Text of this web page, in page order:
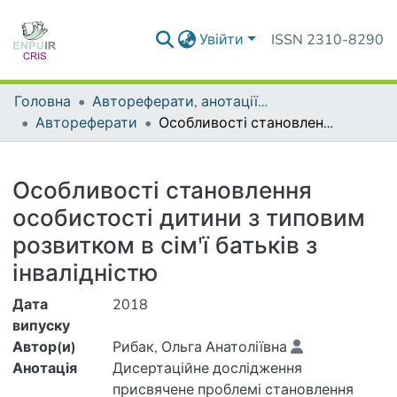
Увійти ISSN 2310-8290
Головна
Автореферати, анотації до дисертацій та дисертації
Автореферати
Особливості становлення особистості дитини з типовим розвитком в сім'ї батьків з інвалідністю
Особливості становлення
особистості дитини з типовим
розвитком в сім'ї батьків з
інвалідністю
Дата
випуску
2018
Автор(и)
Рибак, Ольга Анатоліївна
Анотація
Дисертаційне дослідження
присвячене проблемі становлення